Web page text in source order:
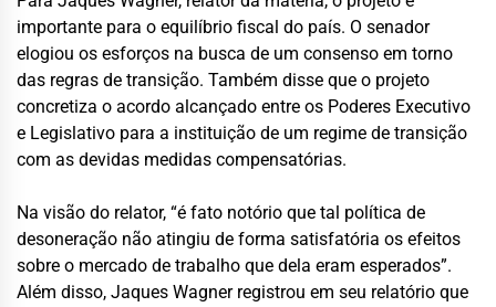
importante para o equilíbrio fiscal do país. O senador
elogiou os esforços na busca de um consenso em torno
das regras de transição. Também disse que o projeto
concretiza o acordo alcançado entre os Poderes Executivo
e Legislativo para a instituição de um regime de transição
com as devidas medidas compensatórias.
Na visão do relator, “é fato notório que tal política de
desoneração não atingiu de forma satisfatória os efeitos
sobre o mercado de trabalho que dela eram esperados”.
Além disso, Jaques Wagner registrou em seu relatório que